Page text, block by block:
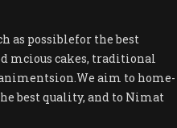
as possiblefor the best
mcious cakes, traditional
aim to home-
best quality, and to Nimat